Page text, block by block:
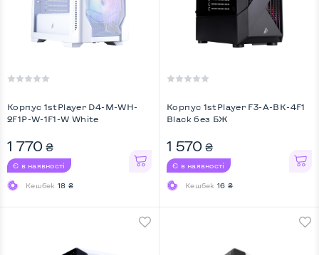
Корпус 1stPlayer D4-M-WH-
2F1P-W-1F1-W White
1 770 ₴
Є в наявності
Кешбек 18 ₴
Корпус 1stPlayer F3-A-BK-4F1
Black без БЖ
1 570 ₴
Є в наявності
Кешбек 16 ₴